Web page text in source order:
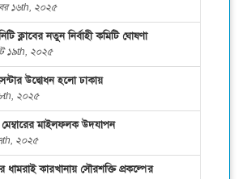
১৬th, ২০২৫
ক্লাবের নতুন নির্বাহী কমিটি ঘোষণা
১৯th, ২০২৫
উদ্বোধন হলো ঢাকায়
২০২৫
মেম্বারের মাইলফলক উদযাপন
২০২৫
ধামরাই কারখানায় সৌরশক্তি প্রকল্পের